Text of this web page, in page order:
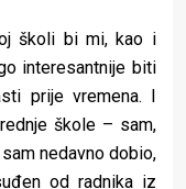
školi bi mi, kao i
interesantnije biti
prije vremena. I
škole – sam,
nedavno dobio,
od radnika iz